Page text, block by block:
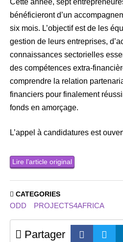
bénéficieront d’un
six mois. L’objectif est de les
gestion de leurs entreprises,
connaissances sectorielles
des compétences extra-
comprendre la relation
financiers pour finalement
fonds en amorçage.
L’appel à candidatures est
Lire l’article original
CATEGORIES
ODD PROJECTS4AFRICA
Partager